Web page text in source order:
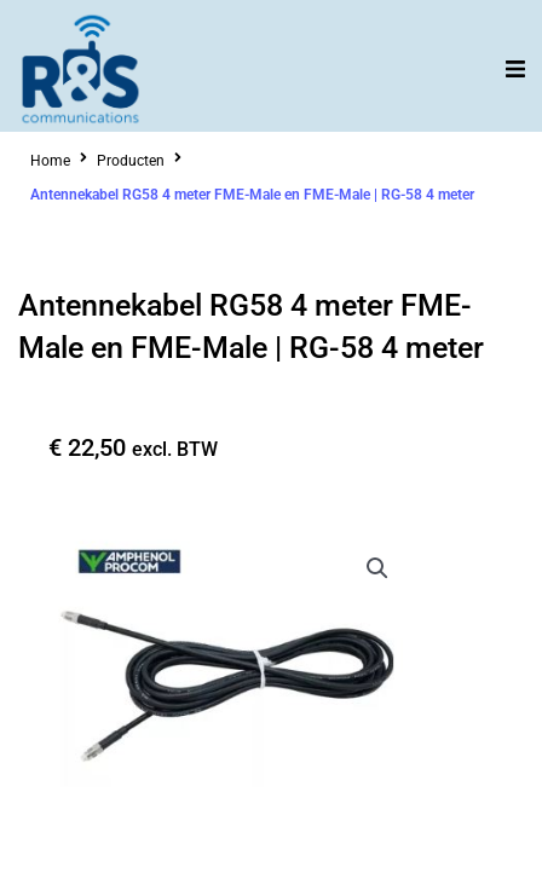
inhoud
Home
Producten
Antennekabel RG58 4 meter FME-Male en FME-Male | RG-58 4 meter
Antennekabel RG58 4 meter FME-
Male en FME-Male | RG-58 4 meter
€ 22,50 excl. BTW